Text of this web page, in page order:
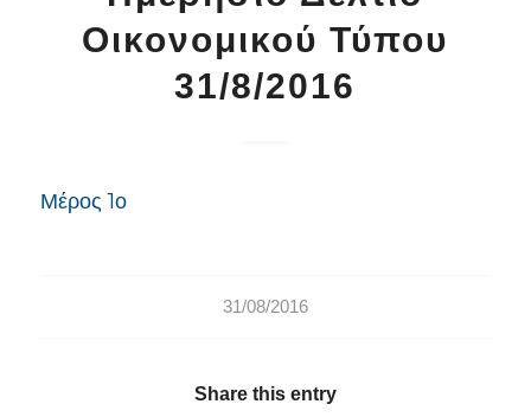
Οικονομικού Τύπου
31/8/2016
Μέρος 1ο
31/08/2016
Share this entry